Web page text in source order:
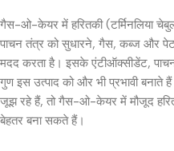
गैस-ओ-केयर में हरितकी (टर्मिनलिया
पाचन तंत्र को सुधारने, गैस, कब्ज और
मदद करता है। इसके एंटीऑक्सीडेंट,
गुण इस उत्पाद को और भी प्रभावी
जूझ रहे हैं, तो गैस-ओ-केयर में मौजूद
बेहतर बना सकते हैं।